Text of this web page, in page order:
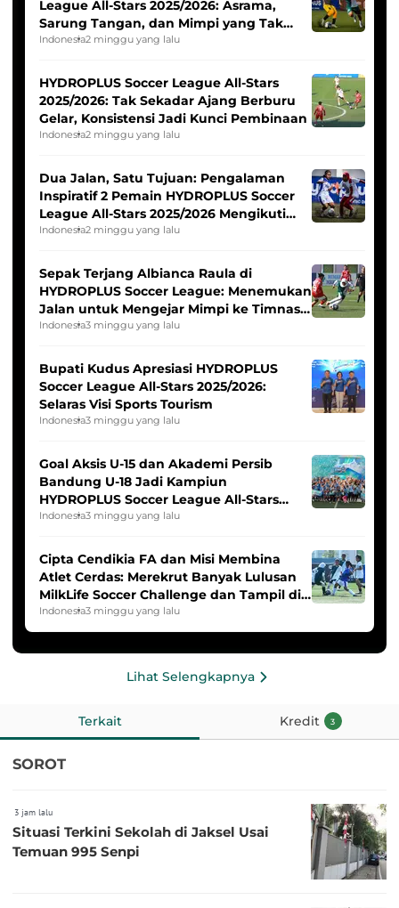
League All-Stars 2025/2026: Asrama,
Sarung Tangan, dan Mimpi yang Tak
Pernah Padam
Indonesia2 minggu yang lalu
HYDROPLUS Soccer League All-Stars
2025/2026: Tak Sekadar Ajang Berburu
Gelar, Konsistensi Jadi Kunci Pembinaan
Indonesia2 minggu yang lalu
Dua Jalan, Satu Tujuan: Pengalaman
Inspiratif 2 Pemain HYDROPLUS Soccer
League All-Stars 2025/2026 Mengikuti
Seleksi Timnas Indonesia Putri
Indonesia2 minggu yang lalu
Sepak Terjang Albianca Raula di
HYDROPLUS Soccer League: Menemukan
Jalan untuk Mengejar Mimpi ke Timnas
Indonesia Putri
Indonesia3 minggu yang lalu
Bupati Kudus Apresiasi HYDROPLUS
Soccer League All-Stars 2025/2026:
Selaras Visi Sports Tourism
Indonesia3 minggu yang lalu
Goal Aksis U-15 dan Akademi Persib
Bandung U-18 Jadi Kampiun
HYDROPLUS Soccer League All-Stars
2025/2026
Indonesia3 minggu yang lalu
Cipta Cendikia FA dan Misi Membina
Atlet Cerdas: Merekrut Banyak Lulusan
MilkLife Soccer Challenge dan Tampil di
HYDROPLUS Soccer League
Indonesia3 minggu yang lalu
Lihat Selengkapnya
Terkait Kredit 3
SOROT
3 jam lalu
Situasi Terkini Sekolah di Jaksel Usai
Temuan 995 Senpi